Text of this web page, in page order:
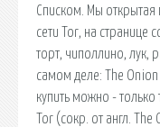
Списком. Мы открытая
сети Tor, на странице
торт, чиполлино, лук,
самом деле: The
купить можно - только
Tor (сокр. от англ.